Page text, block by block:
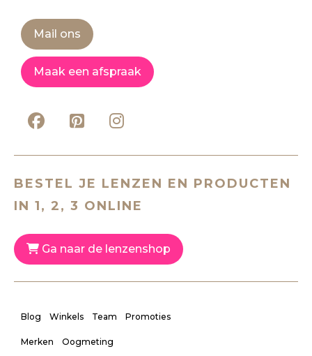
Mail ons
Maak een afspraak
BESTEL JE LENZEN EN PRODUCTEN
IN 1, 2, 3 ONLINE
Ga naar de lenzenshop
Blog Winkels Team Promoties
Merken Oogmeting